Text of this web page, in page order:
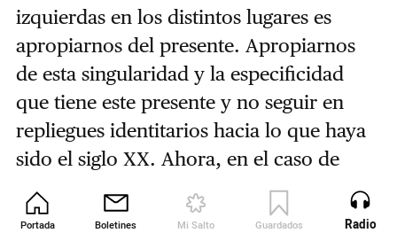
Portada Boletines Mi Salto Guardados Revista
izquierdas en los distintos lugares es
apropiarnos del presente. Apropiarnos
de esta singularidad y la especificidad
que tiene este presente y no seguir en
repliegues identitarios hacia lo que haya
sido el siglo XX. Ahora, en el caso de
Chile, esa transformación es más aguda
porque el neoliberalismo fue más agudo,
Radio